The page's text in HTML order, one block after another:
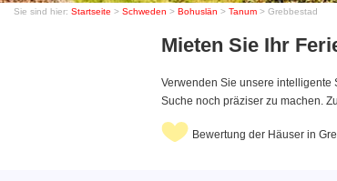
Sie sind hier: Startseite > Schweden > Bohuslän > Tanum > Grebbestad
Mieten Sie Ihr
Verwenden Sie unsere intelligente
Suche noch präziser zu machen.
Bewertung der Häuser in